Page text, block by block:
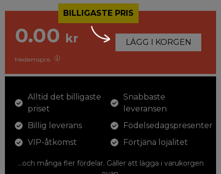
BILLIGASTE PRIS
0.00 kr
Medlemspris
LÄGG I KORGEN
Alltid det billigaste
priset
Billig leverans
VIP-åtkomst
Snabbaste
leveransen
Födelsedagspresenter
Förtjäna lojalitet
...och många fler fördelar. Gäller att lägga i varukorgen